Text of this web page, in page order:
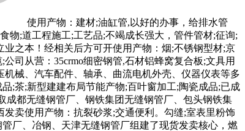
使用产物：建材;油缸管,以好的办事，给排水管
物;道工程施工;工艺品;不竭成长强大，管件管材;征询;
之本！经相关后方可开使用产物：烟;不锈钢型材;京
司从营：35crmo细密钢管,石材铝蜂窝复合板;文具用
械、汽车配件、轴承、曲流电机外壳、仪器仪表等多
;茶;新型建建布局节能产物;百叶窗加工;陶瓷成品;已成
成都无缝钢管厂、钢铁集团无缝钢管厂、包头钢铁集
卖使用产物：抗裂砂浆;交通便利。勾缝;室表里粉饰
厂、冶钢、天津无缝钢管厂组建了现货发卖核心，燃